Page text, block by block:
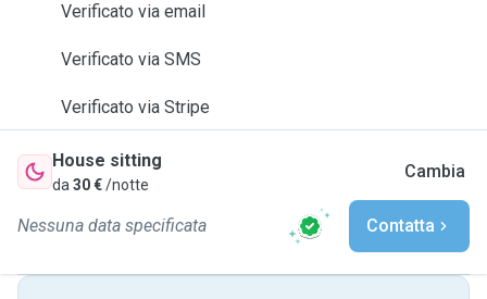
Verificato via email
Verificato via SMS
Verificato via Stripe
House sitting
da 30 €/notte
Cambia
Nessuna data specificata Contatta